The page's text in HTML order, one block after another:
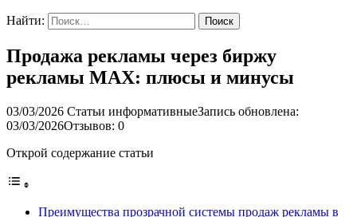
Найти:
Продажа рекламы через биржу
рекламы MAX: плюсы и минусы
03/03/2026 Статьи информативныеЗапись обновлена:
03/03/2026Отзывов: 0
Открой содержание статьи
Преимущества прозрачной системы продаж рекламы в